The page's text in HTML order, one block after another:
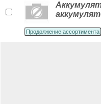
Продолжение ассортимента